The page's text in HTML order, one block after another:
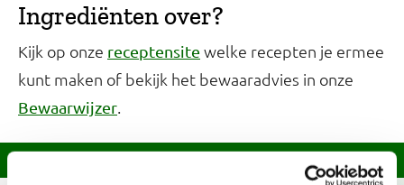
Ingrediënten over?
Kijk op onze receptensite welke recepten je ermee
kunt maken of bekijk het bewaaradvies in onze
Bewaarwijzer.